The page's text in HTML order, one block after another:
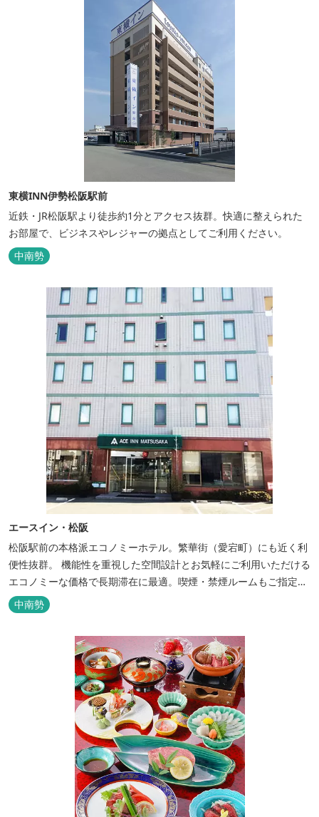
東横INN伊勢松阪駅前
近鉄・JR松阪駅より徒歩約1分とアクセス抜群。快適に整えられた
お部屋で、ビジネスやレジャーの拠点としてご利用ください。
中南勢
エースイン・松阪
松阪駅前の本格派エコノミーホテル。繁華街（愛宕町）にも近く利
便性抜群。 機能性を重視した空間設計とお気軽にご利用いただける
エコノミーな価格で長期滞在に最適。喫煙・禁煙ルームもご指定い
ただけます。 無料サービス ・３０種類以上の和洋朝食ビュッフェ
（6:30～9:30） ・アルコールも無料のウェルカムドリンクサービス
（18:00～20:00）
中南勢